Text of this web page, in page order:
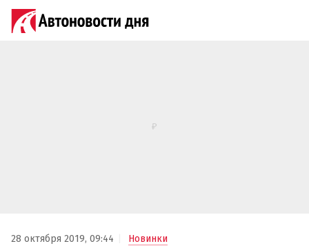
28 октября 2019, 09:44 Новинки